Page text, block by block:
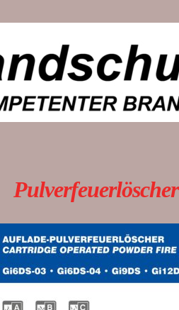
Pulverfeuerlöscher